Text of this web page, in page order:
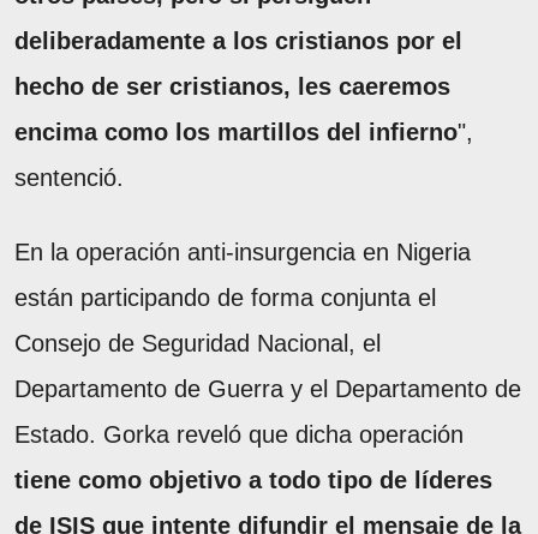
deliberadamente a los cristianos por el
hecho de ser cristianos, les caeremos
encima como los martillos del infierno",
sentenció.
En la operación anti-insurgencia en Nigeria
están participando de forma conjunta el
Consejo de Seguridad Nacional, el
Departamento de Guerra y el Departamento de
Estado. Gorka reveló que dicha operación
tiene como objetivo a todo tipo de líderes
de ISIS que intente difundir el mensaje de la